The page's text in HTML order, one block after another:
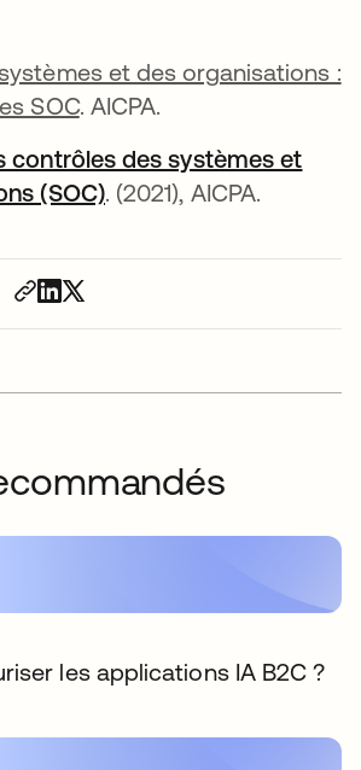
et des organisations :
SOC. AICPA.
contrôles des systèmes et
(SOC)s’ouvre dans un
. (2021), AICPA.
les applications IA B2C ?